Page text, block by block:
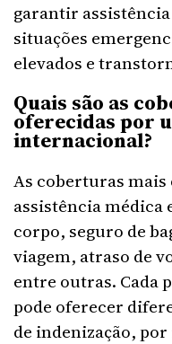
garantir
situações
elevados e
Quais são as
oferecidas por
internacional?
As coberturas
assistência médica
corpo, seguro de
viagem, atraso de
entre outras. Cada
pode oferecer
de indenização,